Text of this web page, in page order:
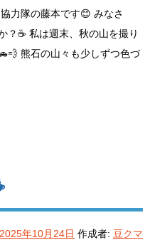
力隊の藤本です😊 みなさ
？☕ 私は週末、秋の山を撮り
熊石の山々も少しずつ色づ
2025年10月24日 作成者: 豆クマ